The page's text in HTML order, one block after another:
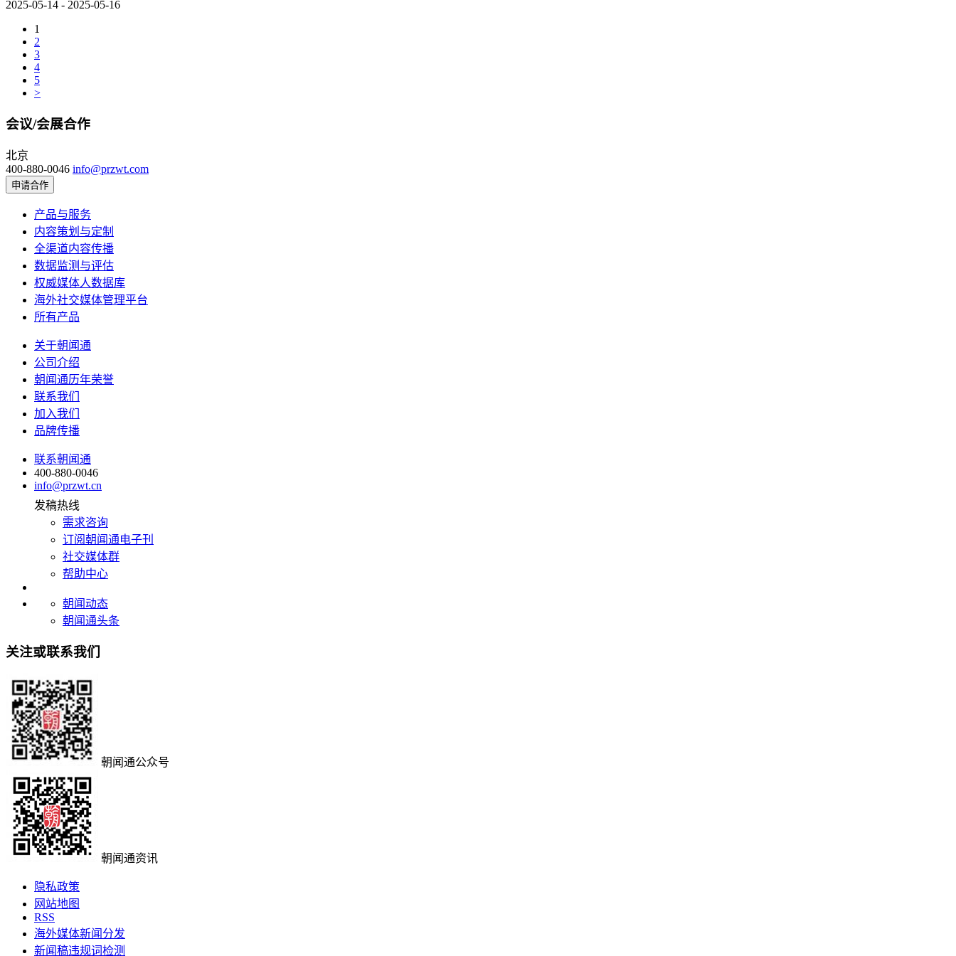
2025-05-14 - 2025-05-16
1
2
3
4
5
>
会议/会展合作
北京
400-880-0046 info@przwt.com
申请合作
产品与服务
内容策划与定制
全渠道内容传播
数据监测与评估
权威媒体人数据库
海外社交媒体管理平台
所有产品
关于朝闻通
公司介绍
朝闻通历年荣誉
联系我们
加入我们
品牌传播
联系朝闻通
400-880-0046
info@przwt.cn
发稿热线
需求咨询
订阅朝闻通电子刊
社交媒体群
帮助中心
朝闻动态
朝闻通头条
关注或联系我们
朝闻通公众号
朝闻通资讯
隐私政策
网站地图
RSS
海外媒体新闻分发
新闻稿违规词检测